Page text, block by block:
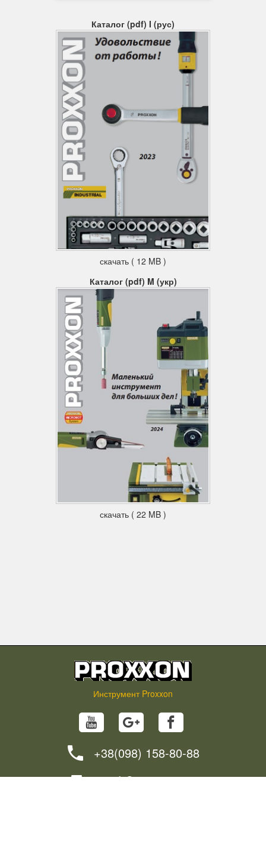
Каталог (pdf) I (рус)
скачать ( 12 MB )
Каталог (pdf) M (укр)
скачать ( 22 MB )
Инструмент Proxxon
+38(098) 158-80-88
info@proxxon.in.ua